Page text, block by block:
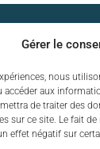
Gérer le
nous
aux
de traiter des
sur ce site. Le fait
effet négatif sur
13h30 à